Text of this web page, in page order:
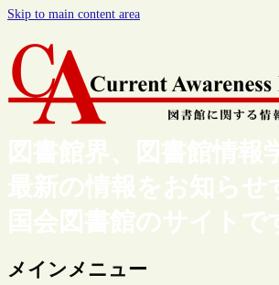
Skip to main content area
図書館界、図書館情報
最新の情報をお知らせ
国会図書館のサイトで
メインメニュー